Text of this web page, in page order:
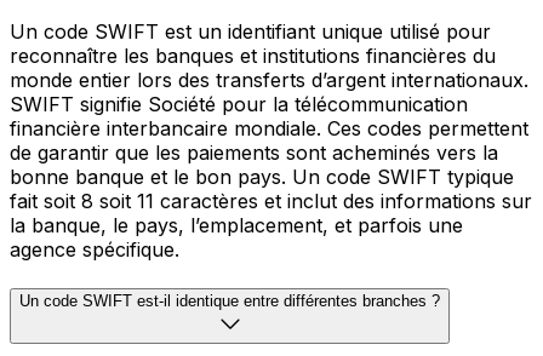
Un code SWIFT est un identifiant unique utilisé pour
reconnaître les banques et institutions financières du
monde entier lors des transferts d’argent internationaux.
SWIFT signifie Société pour la télécommunication
financière interbancaire mondiale. Ces codes permettent
de garantir que les paiements sont acheminés vers la
bonne banque et le bon pays. Un code SWIFT typique
fait soit 8 soit 11 caractères et inclut des informations sur
la banque, le pays, l’emplacement, et parfois une
agence spécifique.
Un code SWIFT est-il identique entre différentes branches ?